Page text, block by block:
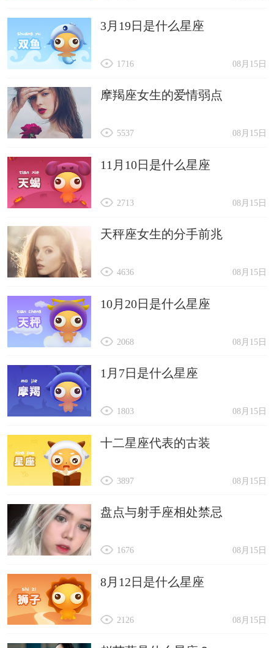
3月19日是什么星座
08月15日
1716
摩羯座女生的爱情弱点
08月15日
5537
11月10日是什么星座
08月15日
2713
天秤座女生的分手前兆
08月15日
4636
10月20日是什么星座
08月15日
2068
1月7日是什么星座
08月15日
1803
十二星座代表的古装
08月15日
3897
盘点与射手座相处禁忌
08月15日
1676
8月12日是什么星座
08月15日
2126